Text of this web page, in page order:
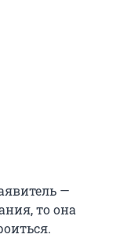
—
то она